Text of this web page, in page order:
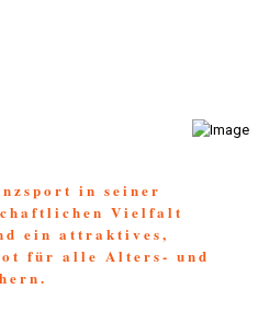
in seiner
Vielfalt
ein attraktives,
für alle Alters- und